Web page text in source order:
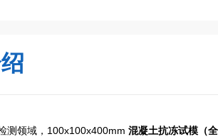
测领域，100x100x400mm 混凝土抗冻试模（